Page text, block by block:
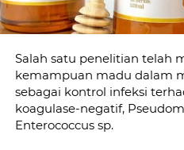
Salah satu penelitian telah
kemampuan madu dalam
sebagai kontrol infeksi
koagulase-negatif,
Enterococcus sp.